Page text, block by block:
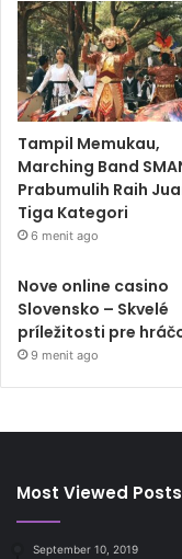
Tampil Memukau,
Marching Band
Prabumulih Raih
Tiga Kategori
6 menit ago
Nove online casino
Slovensko – Skvelé
príležitosti pre
9 menit ago
Most Viewed Posts
September 10, 2019